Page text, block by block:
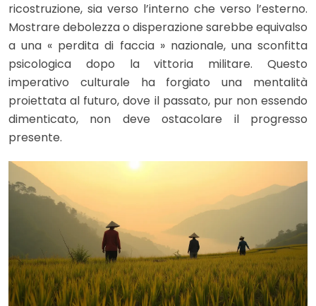
ricostruzione, sia verso l’interno che verso l’esterno.
Mostrare debolezza o disperazione sarebbe equivalso
a una « perdita di faccia » nazionale, una sconfitta
psicologica dopo la vittoria militare. Questo
imperativo culturale ha forgiato una mentalità
proiettata al futuro, dove il passato, pur non essendo
dimenticato, non deve ostacolare il progresso
presente.